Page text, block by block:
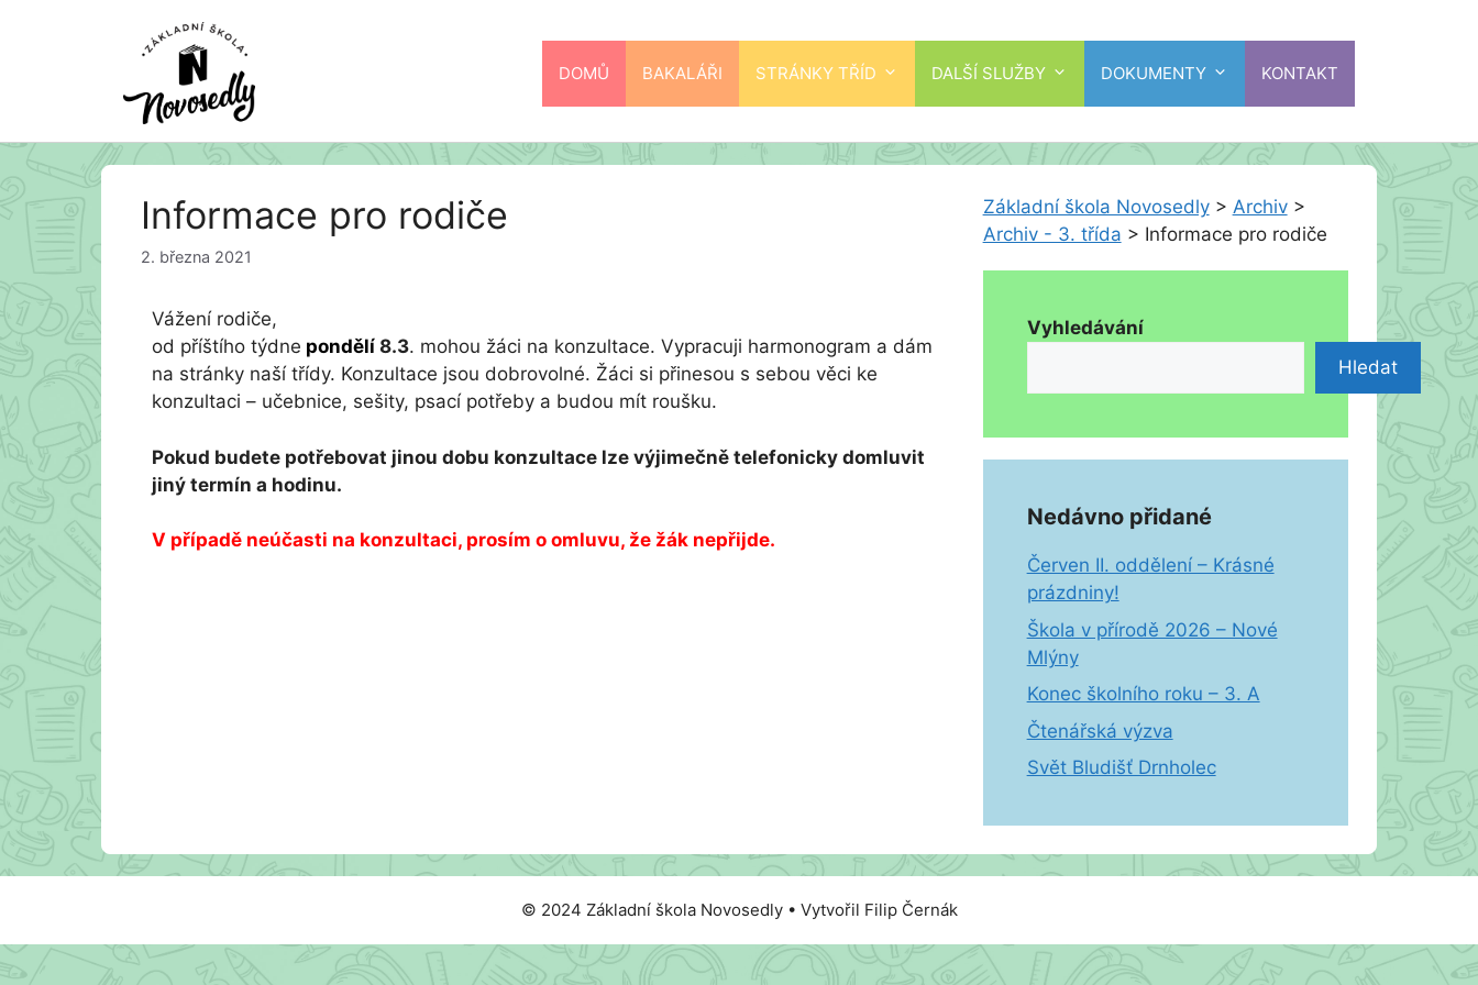
DOMŮ BAKALÁŘI STRÁNKY TŘÍD DALŠÍ SLUŽBY DOKUMENTY KONTAKT
Informace pro rodiče
2. března 2021
Vážení rodiče,
od příštího týdne pondělí 8.3. mohou žáci na konzultace. Vypracuji harmonogram a dám
na stránky naší třídy. Konzultace jsou dobrovolné. Žáci si přinesou s sebou věci ke
konzultaci – učebnice, sešity, psací potřeby a budou mít roušku.
Pokud budete potřebovat jinou dobu konzultace lze výjimečně telefonicky domluvit
jiný termín a hodinu.
V případě neúčasti na konzultaci, prosím o omluvu, že žák nepřijde.
Základní škola Novosedly> Archiv>
Archiv - 3. třída > Informace pro rodiče
Vyhledávání
Hledat
Nedávno přidané
Červen II. oddělení – Krásné
prázdniny!
Škola v přírodě 2026 – Nové
Mlýny
Konec školního roku – 3. A
Čtenářská výzva
Svět Bludišť Drnholec
© 2024 Základní škola Novosedly • Vytvořil Filip Černák